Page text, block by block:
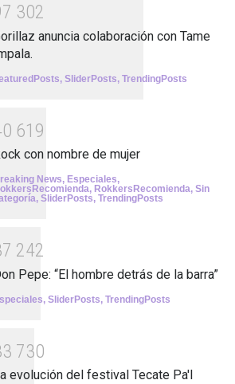
7 302
anuncia colaboración con Tame
, SliderPosts, TrendingPosts
0 61 9
con nombre de mujer
News, Especiales,
, RokkersRecomienda, Sin
, SliderPosts, TrendingPosts
7 242
Pepe: “El hombre detrás de la barra”
, SliderPosts, TrendingPosts
3 730
evolución del festival Tecate Pa'l